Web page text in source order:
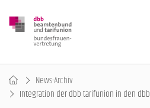
News-Archiv
Integration der dbb tarifunion in den